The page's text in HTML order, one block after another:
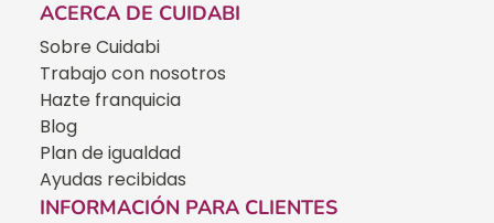
ACERCA DE CUIDABI
Sobre Cuidabi
Trabajo con nosotros
Hazte franquicia
Blog
Plan de igualdad
Ayudas recibidas
INFORMACIÓN PARA CLIENTES